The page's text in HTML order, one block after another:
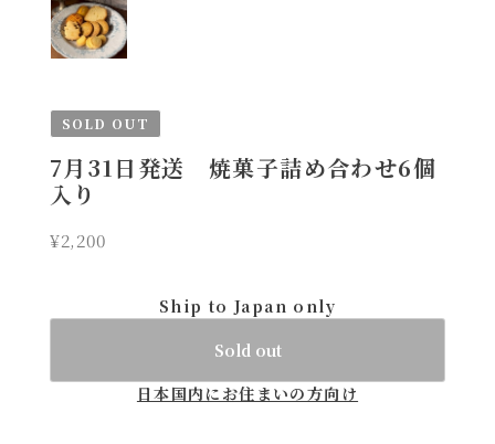
SOLD OUT
7月31日発送 焼菓子詰め合わせ6個
入り
¥2,200
Ship to Japan only
Sold out
日本国内にお住まいの方向け